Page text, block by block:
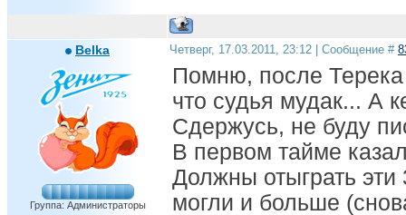
Belka
Группа: Администраторы
Четверг, 17.03.2011, 23:12 | Сообщение #
Помню, после Терека
что судья мудак... А
Сдержусь, не буду
В первом тайме
Должны отыграть
могли и больше